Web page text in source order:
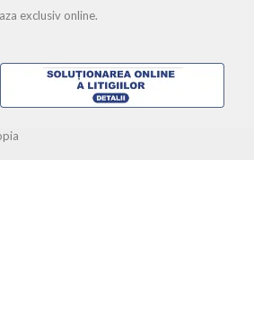
exclusiv online.